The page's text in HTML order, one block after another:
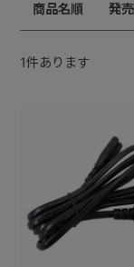
商品名順 発
1件あります